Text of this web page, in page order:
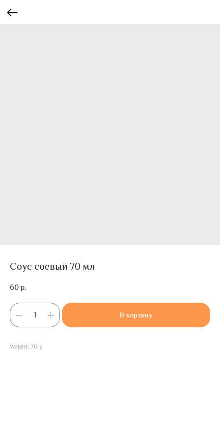
Соус соевый 70 мл
60 р.
В корзину
Weight: 70 g